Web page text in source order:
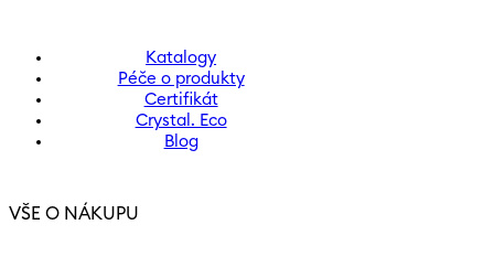
Katalogy
Péče o produkty
Certifikát
Crystal. Eco
Blog
VŠE O NÁKUPU